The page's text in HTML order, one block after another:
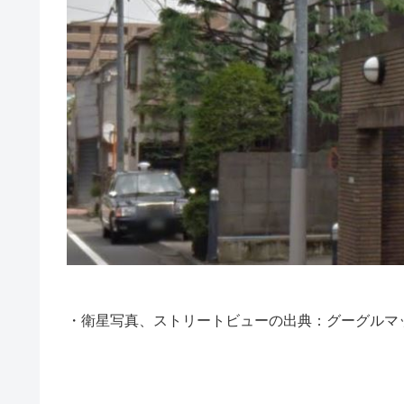
・衛星写真、ストリートビューの出典：グーグルマ